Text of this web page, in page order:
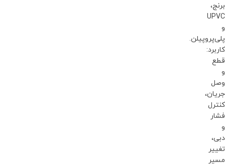
برنج،
UPVC
و
پلی‌پروپیلن.
کاربرد:
قطع
و
وصل
جریان،
کنترل
فشار
و
دبی،
تغییر
مسیر